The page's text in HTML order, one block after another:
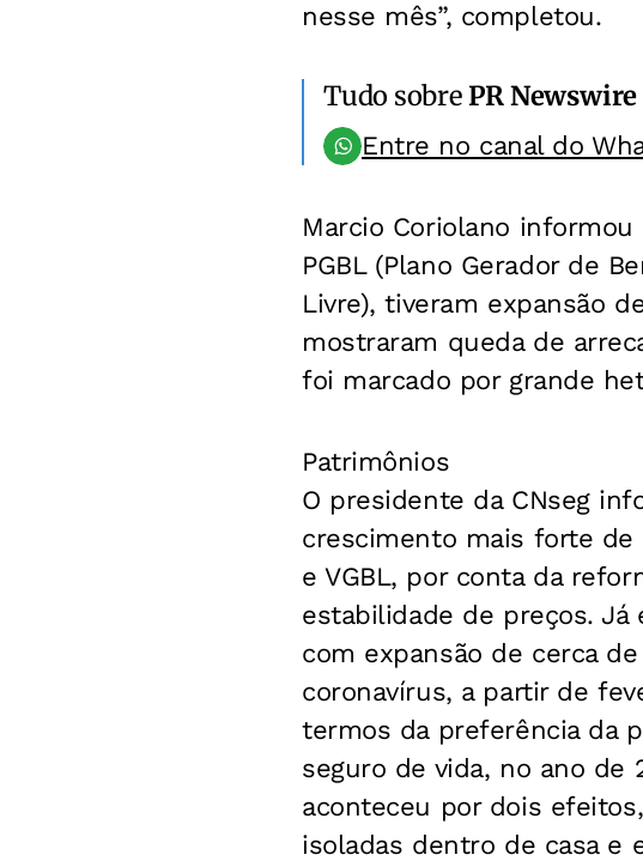
nesse mês”, completou.
Tudo sobrePR Newswire
Entre no canal do
Marcio Coriolano
PGBL (Plano Gerador de
Livre), tiveram expansão
mostraram queda de
foi marcado por grande
Patrimônios
O presidente da CNseg
crescimento mais forte de
e VGBL, por conta da
estabilidade de preços. Já
com expansão de cerca
coronavírus, a partir de
termos da preferência da
seguro de vida, no ano de
aconteceu por dois
isoladas dentro de casa e